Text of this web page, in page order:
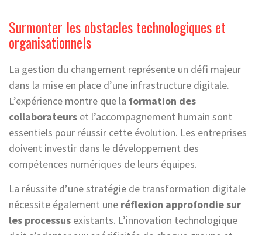
Surmonter les obstacles technologiques et
organisationnels
La gestion du changement représente un défi majeur
dans la mise en place d’une infrastructure digitale.
L’expérience montre que la formation des
collaborateurs et l’accompagnement humain sont
essentiels pour réussir cette évolution. Les entreprises
doivent investir dans le développement des
compétences numériques de leurs équipes.
La réussite d’une stratégie de transformation digitale
nécessite également une réflexion approfondie sur
les processus existants. L’innovation technologique